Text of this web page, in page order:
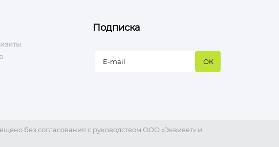
Подписка
без согласования с руководством ООО «Эквивет» и